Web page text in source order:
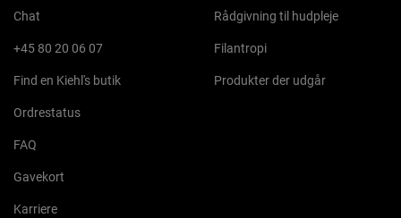
Chat
+45 80 20 06 07
Find en Kiehl's butik
Ordrestatus
FAQ
Gavekort
Karriere
Rådgivning til hudpleje
Filantropi
Produkter der udgår